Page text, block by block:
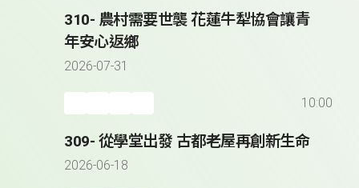
310- 農村需要世襲 花蓮牛犁協會讓青
年安心返鄉
2026-07-31
10:00
309- 從學堂出發 古都老屋再創新生命
2026-06-18